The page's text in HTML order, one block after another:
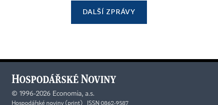
DALŠÍ ZPRÁVY
© 1996-2026 Economia, a.s.
Hospodářské noviny (print) ISSN 0862-9587